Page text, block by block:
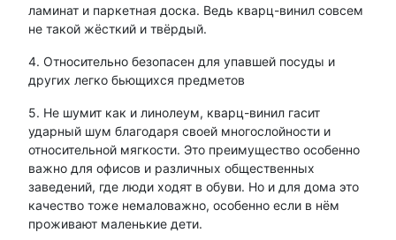
ламинат и паркетная доска. Ведь кварц-винил совсем
не такой жёсткий и твёрдый.
4. Относительно безопасен для упавшей посуды и
других легко бьющихся предметов
5. Не шумит как и линолеум, кварц-винил гасит
ударный шум благодаря своей многослойности и
относительной мягкости. Это преимущество особенно
важно для офисов и различных общественных
заведений, где люди ходят в обуви. Но и для дома это
качество тоже немаловажно, особенно если в нём
проживают маленькие дети.